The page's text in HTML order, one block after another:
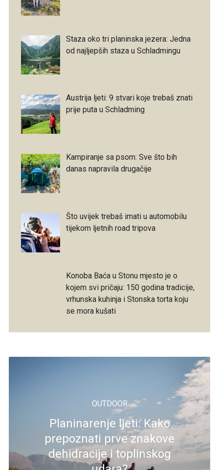
Staza oko tri planinska jezera: Jedna
od najljepših staza u Schladmingu
Austrija ljeti: 9 stvari koje trebaš znati
prije puta u Schladming
Kampiranje sa psom: Sve što bih
danas napravila drugačije
Što uvijek trebaš imati u automobilu
tijekom ljetnih road tripova
Konoba Baća u Stonu mjesto je o
kojem svi pričaju: 150 godina tradicije,
vrhunska kuhinja i Stonska torta koju
se mora kušati
OUTDOOR
Planinarenje ljeti: Kako
prepoznati prve znakove
dehidracije i toplinskog